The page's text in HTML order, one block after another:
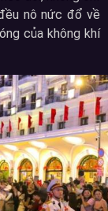
nô nức đổ về
của không khí